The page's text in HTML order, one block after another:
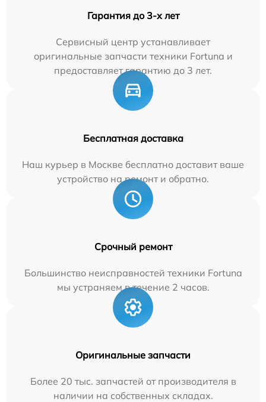
Гарантия до 3-х лет
Сервисный центр устанавливает
оригинальные запчасти техники Fortuna и
предоставляет гарантию до 3 лет.
Бесплатная доставка
Наш курьер в Москве бесплатно доставит ваше
устройство на ремонт и обратно.
Срочный ремонт
Большинство неисправностей техники Fortuna
мы устраняем в течение 2 часов.
Оригинальные запчасти
Более 20 тыс. запчастей от производителя в
наличии на собственных складах.